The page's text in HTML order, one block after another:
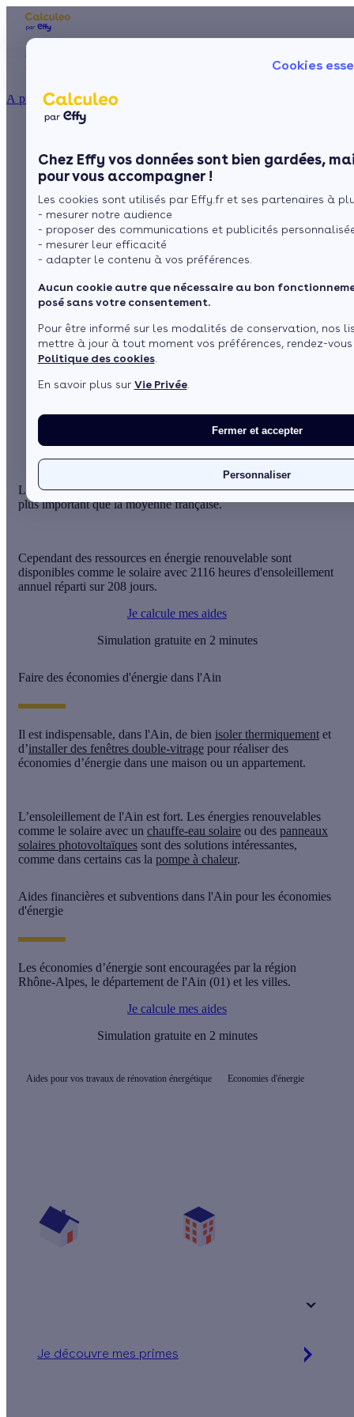
Cookies
Chez Effy vos données sont bien gardées,
pour vous accompagner !
Les cookies sont utilisés par Effy.fr et ses partenaires à
- mesurer notre audience
- proposer des communications et publicités
- mesurer leur efficacité
- adapter le contenu à vos préférences.
Aucun cookie autre que nécessaire au bon
posé sans votre consentement.
Pour être informé sur les modalités de conservation, nos
mettre à jour à tout moment vos préférences, rendez-
Politique des cookies.
En savoir plus sur Vie Privée.
Fermer et accepter
Personnaliser
À propos
Ma Prime Rénov'
Le chèque énergie
La TVA réduite
L'éco-prêt à taux zéro
Trouver mes aides
Nos conseils
Sol
Fenêtres
Aides financières et
subventions pour les
économies d'énergie
dans l'Ain
parL’équipe de rédaction
1 minute de lecture
économies d'énergie
Le besoin en chauffage des logements lié au climat de l'Ain, est
plus important que la moyenne française.
Cependant des ressources en énergie renouvelable sont
disponibles comme le solaire avec 2116 heures d'ensoleillement
annuel réparti sur 208 jours.
Je calcule mes aides
Simulation gratuite en 2 minutes
Faire des économies d'énergie dans l'Ain
Il est indispensable, dans l'Ain, de bien isoler thermiquement et
d’installer des fenêtres double-vitrage pour réaliser des
économies d’énergie dans une maison ou un appartement.
L’ensoleillement de l'Ain est fort. Les énergies renouvelables
comme le solaire avec un chauffe-eau solaire ou des panneaux
solaires photovoltaïques sont des solutions intéressantes,
comme dans certains cas la pompe à chaleur.
Aides financières et subventions dans l'Ain pour les économies
d'énergie
Les économies d’énergie sont encouragées par la région
Rhône-Alpes, le département de l'Ain (01) et les villes.
Je calcule mes aides
Simulation gratuite en 2 minutes
Aides pour vos travaux de rénovation énergétique Economies d'énergie
Je découvre mes primes